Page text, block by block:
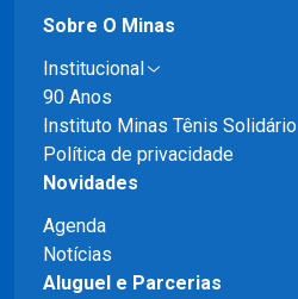
Sobre O Minas
Institucional
90 Anos
Instituto Minas Tênis Solidário
Política de privacidade
Novidades
Agenda
Notícias
Aluguel e Parcerias